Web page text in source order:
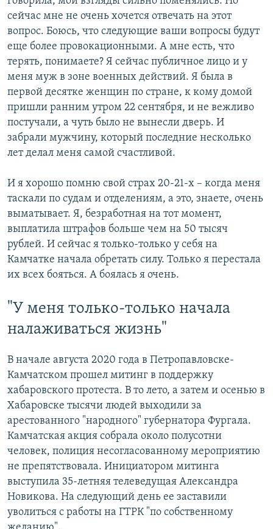
сейчас мне не очень хочется отвечать на этот
вопрос. Боюсь, что следующие ваши вопросы будут
еще более провокационными. А мне есть, что
терять, понимаете? Я сейчас публичное лицо и у
меня муж в зоне военных действий. Я была в
первой десятке женщин по стране, к кому домой
пришли ранним утром 22 сентября, и не вежливо
постучали, а чуть было не вынесли дверь. И
забрали мужчину, который последние несколько
лет делал меня самой счастливой.
И я хорошо помню свой страх 20-21-х – когда меня
таскали по судам и отделениям, а это, знаете, очень
выматывает. Я, безработная на тот момент,
выплатила штрафов больше чем на 50 тысяч
рублей. И сейчас я только-только у себя на
Камчатке начала обретать силу. Только я перестала
их всех бояться. А боялась я очень.
"У меня только-только начала
налаживаться жизнь"
В начале августа 2020 года в Петропавловске-
Камчатском прошел митинг в поддержку
хабаровского протеста. В то лето, а затем и осенью в
Хабаровске тысячи людей выходили за
арестованного "народного" губернатора Фургала.
Камчатская акция собрала около полусотни
человек, полиция несогласованному мероприятию
не препятствовала. Инициатором митинга
выступила 35-летняя телеведущая Александра
Новикова. На следующий день ее заставили
уволиться с работы на ГТРК "по собственному